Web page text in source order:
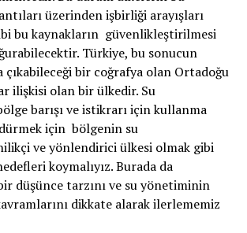
üzerinden işbirliği arayışları
bu kaynakların güvenlikleştirilmesi
Türkiye, bu sonucun
çıkabileceği bir coğrafya olan Ortadoğu
ilişkisi olan bir ülkedir. Su
barışı ve istikrarı için kullanma
için bölgenin su
ve yönlendirici ülkesi olmak gibi
koymalıyız. Burada da
düşünce tarzını ve su yönetiminin
dikkate alarak ilerlememiz